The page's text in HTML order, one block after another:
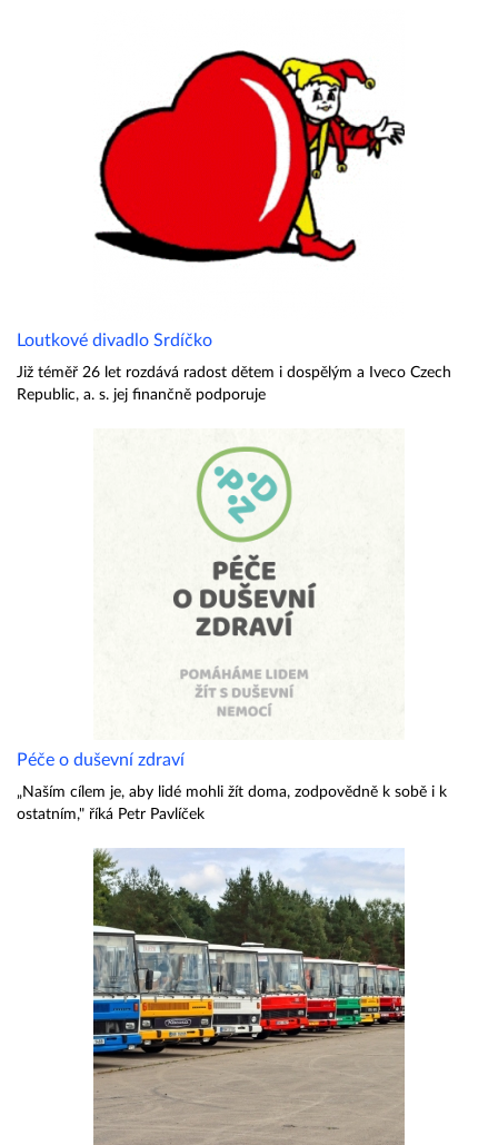
Loutkové divadlo Srdíčko
Již téměř 26 let rozdává radost dětem i dospělým a Iveco Czech
Republic, a. s. jej finančně podporuje
Péče o duševní zdraví
„Naším cílem je, aby lidé mohli žít doma, zodpovědně k sobě i k
ostatním," říká Petr Pavlíček